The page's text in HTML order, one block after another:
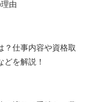
由
？仕事内容や資格取
を解説！